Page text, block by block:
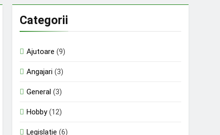
cu 12,5 milioane de euro;
să muncească;
Categorii
Ajutoare (9)
Angajari (3)
General (3)
Hobby(12)
Legislație (6)